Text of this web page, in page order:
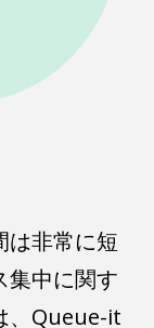
は非常に短
集中に関す
、Queue-it